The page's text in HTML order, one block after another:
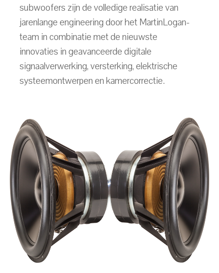
subwoofers zijn de volledige realisatie van
jarenlange engineering door het MartinLogan-
team in combinatie met de nieuwste
innovaties in geavanceerde digitale
signaalverwerking, versterking, elektrische
systeemontwerpen en kamercorrectie.